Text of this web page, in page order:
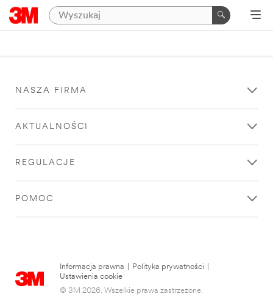
NASZA FIRMA
AKTUALNOŚCI
REGULACJE
POMOC
Informacja prawna Polityka prywatności
Ustawienia cookie
© 3M 2026. Wszelkie prawa zastrzeżone.